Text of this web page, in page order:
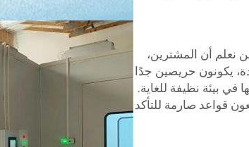
نعلم أن المشترين،
يكونون حريصين جدًا
بيئة نظيفة للغاية.
قواعد صارمة للتأكد